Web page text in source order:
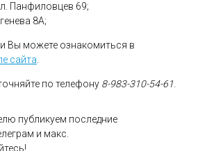
Панфиловцев 69;
8А;
Вы можете ознакомиться в
сайта
по телефону 8-983-310-54-61
публикуем последние
и макс.